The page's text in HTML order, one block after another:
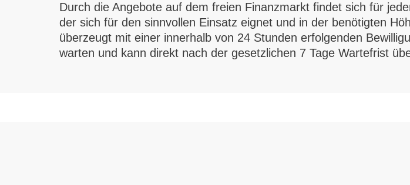
Durch die Angebote auf dem freien Finanzmarkt findet sich für
der sich für den sinnvollen Einsatz eignet und in der benötigten
überzeugt mit einer innerhalb von 24 Stunden erfolgenden
warten und kann direkt nach der gesetzlichen 7 Tage Wartefrist